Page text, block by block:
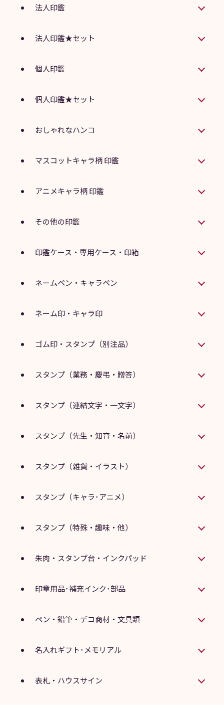
法人印鑑
法人印鑑★セット
個人印鑑
個人印鑑★セット
おしゃれなハンコ
マスコットキャラ柄 印鑑
アニメキャラ柄 印鑑
その他の印鑑
印鑑ケース・専用ケース・印箱
ネームペン・キャラペン
ネーム印・キャラ印
ゴム印・スタンプ（別注品）
スタンプ（業務・慶弔・贈答）
スタンプ（連結文字・一文字）
スタンプ（先生・知育・名前）
スタンプ（雑貨・イラスト）
スタンプ（キャラ･アニメ）
スタンプ（特殊・趣味・他）
朱肉・スタンプ台・インクパッド
印章用品･補充インク･部品
ペン・鉛筆・デコ商材・文具類
名入れギフト･メモリアル
表札・ハウスサイン